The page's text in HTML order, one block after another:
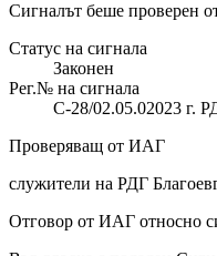
Сигналът беше проверен
Статус на сигнала
Законен
Рег.№ на сигнала
С-28/02.05.02023 г.
Проверяващ от ИАГ
служители на РДГ
Отговор от ИАГ относно